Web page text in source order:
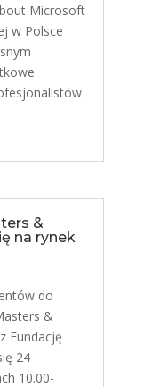
Microsoft
w Polsce
&
na rynek
do
&
Fundację
24
10.00-